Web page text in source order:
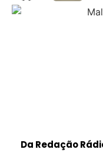
Da Redação